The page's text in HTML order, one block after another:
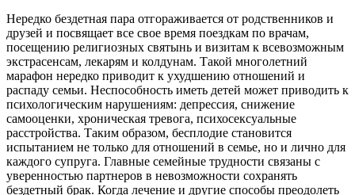
Нередко бездетная пара отгораживается от родственников и
друзей и посвящает все свое время поездкам по врачам,
посещению религиозных святынь и визитам к всевозможным
экстрасенсам, лекарям и колдунам. Такой многолетний
марафон нередко приводит к ухудшению отношений и
распаду семьи. Неспособность иметь детей может приводить к
психологическим нарушениям: депрессия, снижение
самооценки, хроническая тревога, психосексуальные
расстройства. Таким образом, бесплодие становится
испытанием не только для отношений в семье, но и лично для
каждого супруга. Главные семейные трудности связаны с
уверенностью партнеров в невозможности сохранять
бездетный брак. Когда лечение и другие способы преодолеть